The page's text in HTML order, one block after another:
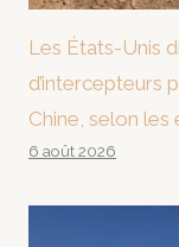
Les États-Unis
d’intercepteurs
Chine, selon les
6 août 2026